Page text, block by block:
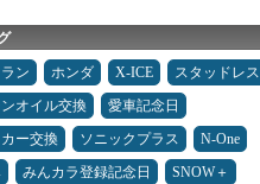
ン ホンダ X-ICE
スタッドレス
オイル交換
愛車記念日
ー交換
ソニックプラス
N-One
みんカラ登録記念日
SNOW＋